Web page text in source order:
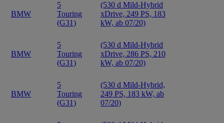
BMW
5
Touring
(G31)
(530 d Mild-Hybrid
xDrive, 249 PS, 183
kW, ab 07/20)
BMW
5
Touring
(G31)
(530 d Mild-Hybrid
xDrive, 286 PS, 210
kW, ab 07/20)
BMW
5
Touring
(G31)
(530 d Mild-Hybrid,
249 PS, 183 kW, ab
07/20)